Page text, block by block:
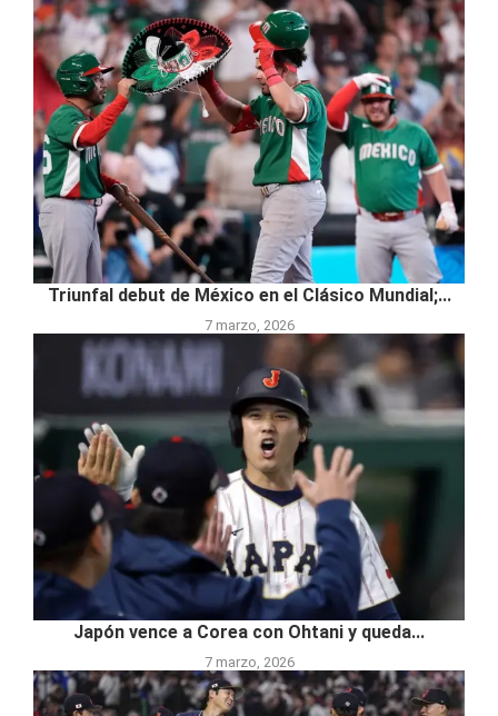
Triunfal debut de México en el Clásico Mundial;...
7 marzo, 2026
Japón vence a Corea con Ohtani y queda...
7 marzo, 2026